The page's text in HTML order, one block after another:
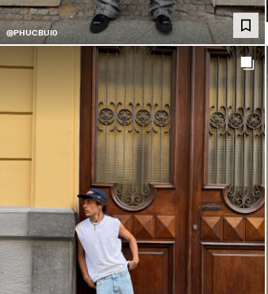
@PHUCBUI0